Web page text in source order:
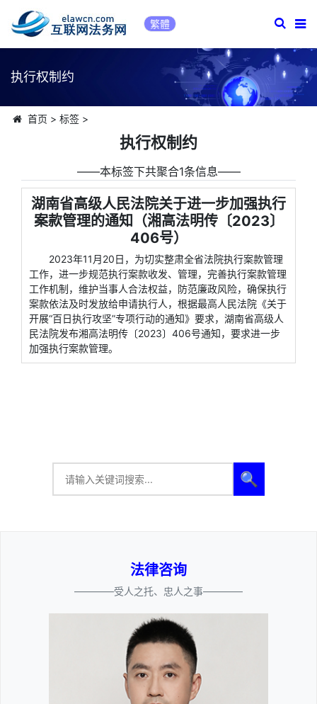
繁體
执行权制约
首页 > 标签>
执行权制约
――本标签下共聚合1条信息――
湖南省高级人民法院关于进一步加强执行
案款管理的通知（湘高法明传〔2023〕
406号）
2023年11月20日，为切实整肃全省法院执行案款管理
工作，进一步规范执行案款收发、管理，完善执行案款管理
工作机制，维护当事人合法权益，防范廉政风险，确保执行
案款依法及时发放给申请执行人，根据最高人民法院《关于
开展“百日执行攻坚”专项行动的通知》要求，湖南省高级人
民法院发布湘高法明传〔2023〕406号通知，要求进一步
加强执行案款管理。
🔍
法律咨询
————受人之托、忠人之事————